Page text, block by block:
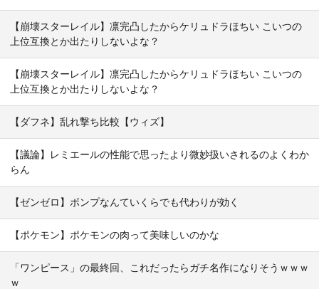
【崩壊スターレイル】凛完凸したからケリュドラほちい こいつの
上位互換とか出たりしないよな？
【崩壊スターレイル】凛完凸したからケリュドラほちい こいつの
上位互換とか出たりしないよな？
【ダフネ】乱れ撃ち比較【ウィズ】
【議論】レミエールの性能で思ったより微妙扱いされるのよくわか
らん
【ゼンゼロ】ボンプなんていくらでも代わりが効く
【ポケモン】ポケモンの肉って美味しいのかな
「ワンピース」の最終回、これだったらガチ名作になりそうｗｗｗ
ｗ